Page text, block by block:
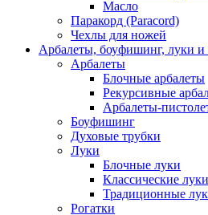
Масло
Паракорд (Paracord)
Чехлы для ножей
Арбалеты, боуфишинг, луки и
Арбалеты
Блочные арбалеты
Рекурсивные
Арбалеты-
Боуфишинг
Духовые трубки
Луки
Блочные луки
Классические луки
Традиционные
Рогатки